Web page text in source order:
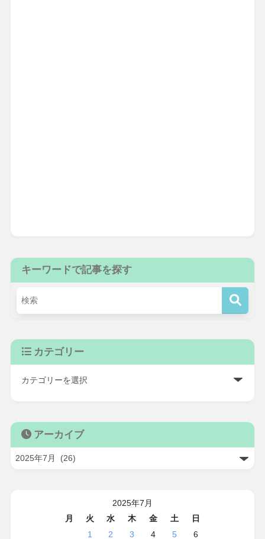
キーワードで記事を探す
カテゴリー
アーカイブ
2025年7月
月
火 水 木 金 土
日
1
2 3 4 5
6